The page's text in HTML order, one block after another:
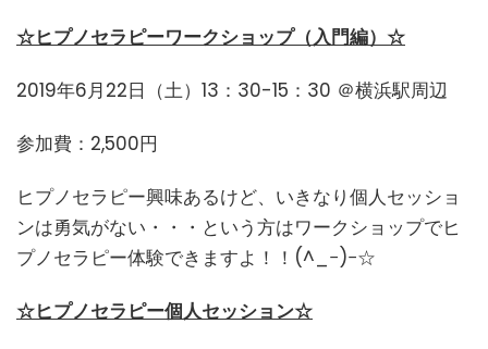
☆ヒプノセラピーワークショップ（入門編）☆
2019年6月22日（土）13：30-15：30 ＠横浜駅周辺
参加費：2,500円
ヒプノセラピー興味あるけど、いきなり個人セッショ
ンは勇気がない・・・という方はワークショップでヒ
プノセラピー体験できますよ！！(^_−)−☆
☆ヒプノセラピー個人セッション☆